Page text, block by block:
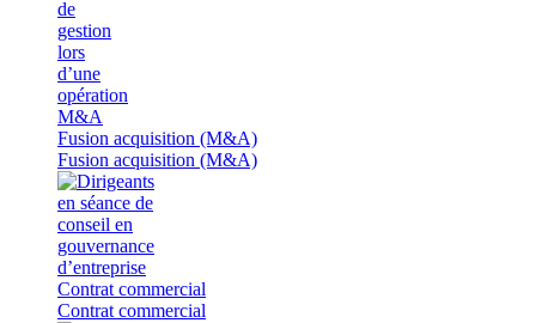
Fusion acquisition (M&A)
Fusion acquisition (M&A)
Contrat commercial
Contrat commercial